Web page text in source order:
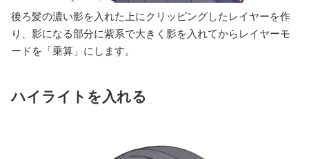
後ろ髪の濃い影を入れた上にクリッピングしたレイヤーを作
り、影になる部分に紫系で大きく影を入れてからレイヤーモ
ードを「乗算」にします。
ハイライトを入れる